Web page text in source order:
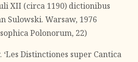
XII (circa 1190) dictionibus
Sulowski. Warsaw, 1976
Polonorum, 22)
Distinctiones super Cantica